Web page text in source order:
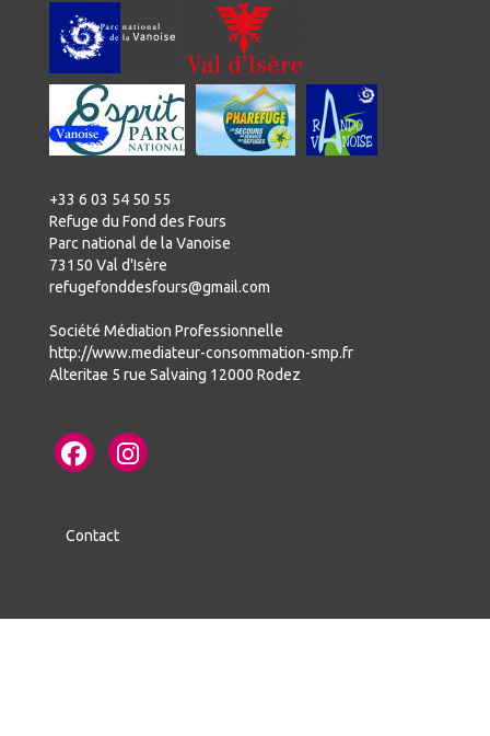
+33 6 03 54 50 55
Refuge du Fond des Fours
Parc national de la Vanoise
73150 Val d'Isère
refugefonddesfours@gmail.com
Société Médiation Professionnelle
http://www.mediateur-consommation-smp.fr
Alteritae 5 rue Salvaing 12000 Rodez
Contact